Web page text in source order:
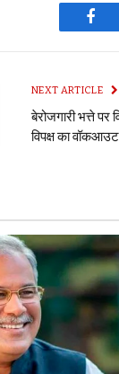
NEXT ARTICLE
बेरोजगारी भत्ते
विपक्ष का वॉकआउट